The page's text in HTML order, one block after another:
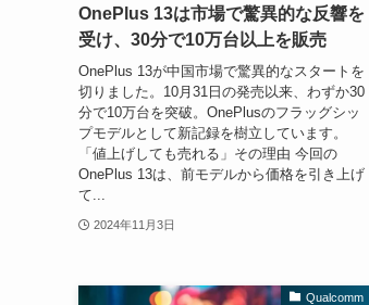
OnePlus 13は市場で驚異的な反響を
受け、30分で10万台以上を販売
OnePlus 13が中国市場で驚異的なスタートを
切りました。10月31日の発売以来、わずか30
分で10万台を突破。OnePlusのフラッグシッ
プモデルとして新記録を樹立しています。
「値上げしても売れる」その理由 今回の
OnePlus 13は、前モデルから価格を引き上げ
て...
2024年11月3日
Qualcomm